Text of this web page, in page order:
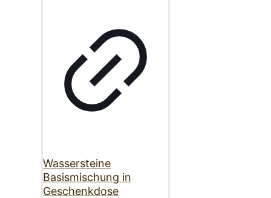
Wassersteine
Basismischung in
Geschenkdose